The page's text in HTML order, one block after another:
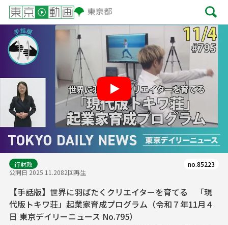
行財政
公開日 2025.11.2082回再生
no.85223
【手話版】世界に羽ばたくクリエイターを育てる 「現
代版トキワ荘」起業家育成プログラム（令和７年11月４
日 東京デイリーニュース No.795）